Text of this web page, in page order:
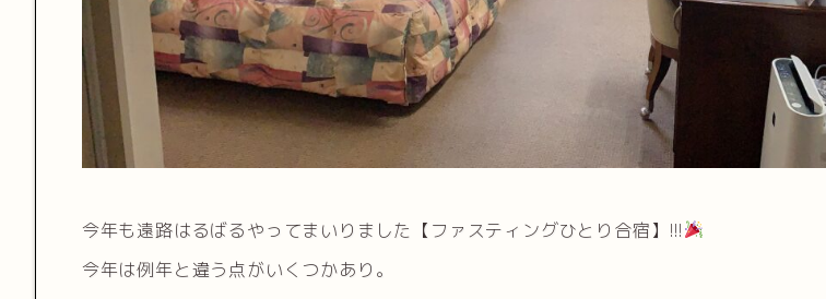
今年も遠路はるばるやってまいりました【ファスティングひとり合宿】!!!
今年は例年と違う点がいくつかあり。